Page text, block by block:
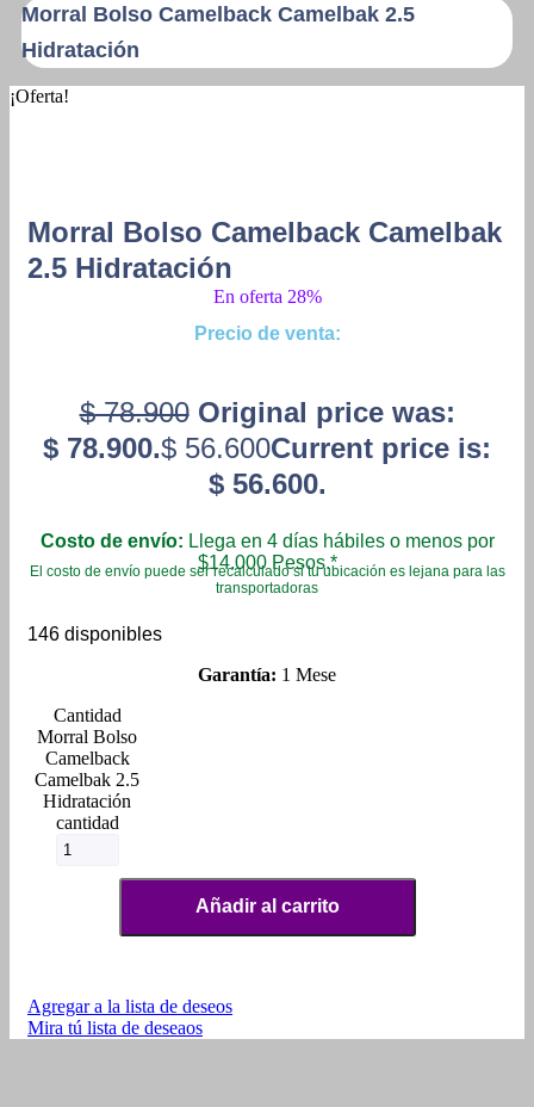
Morral Bolso Camelback Camelbak 2.5
Hidratación
¡Oferta!
Morral Bolso Camelback Camelbak
2.5 Hidratación
En oferta 28%
Precio de venta:
$78.900 Original price was:
$ 78.900.$ 56.600Current price is:
$ 56.600.
Costo de envío: Llega en 4 días hábiles o menos por
$14.000 Pesos.*
El costo de envío puede ser recalculado si tu ubicación es lejana para las
transportadoras
146 disponibles
Garantía: 1 Mese
Morral Bolso
Camelback
Camelbak 2.5
Hidratación
cantidad
Añadir al carrito
Agregar a la lista de deseos
Mira tú lista de deseaos